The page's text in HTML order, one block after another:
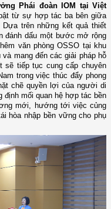
Phái đoàn IOM
tại Việt
từ sự hợp tác ba bên giữa
Dựa trên những kết quả thiết
đánh dấu một bước mở rộng
văn phòng OSSO tại khu
mang đến các giải pháp hỗ
tiếp tục cung cấp chuyên
trong việc thúc đẩy phong
chẽ quyền lợi của người di
mối quan hệ hợp tác bền
mới, hướng tới việc củng
hòa nhập bền vững cho phụ